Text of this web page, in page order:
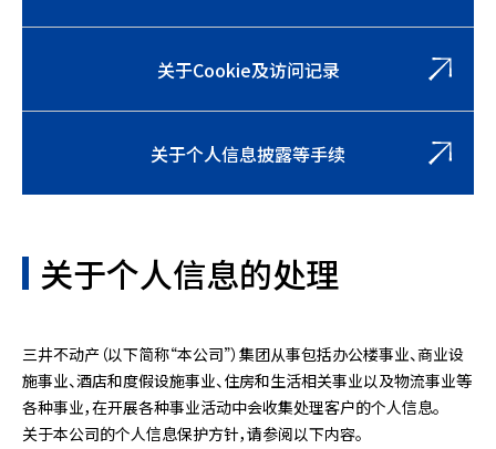
关于Cookie及访问记录
关于个人信息披露等手续
关于个人信息的处理
三井不动产（以下简称“本公司”）集团从事包括办公楼事业、商业设
施事业、酒店和度假设施事业、住房和生活相关事业以及物流事业等
各种事业，在开展各种事业活动中会收集处理客户的个人信息。
关于本公司的个人信息保护方针，请参阅以下内容。